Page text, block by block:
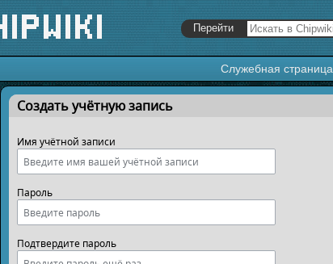
Служебная страница
Перейти к:навигация,поиск
Создать учётную запись
Имя учётной записи
Пароль
Подтвердите пароль